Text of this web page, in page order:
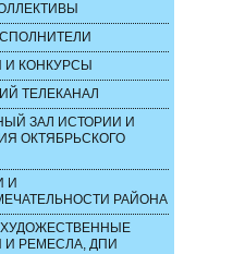
И КОНКУРСЫ
ТЕЛЕКАНАЛ
ЗАЛ ИСТОРИИ И
ОКТЯБРЬСКОГО
И
РАЙОНА
РЕМЕСЛА, ДПИ